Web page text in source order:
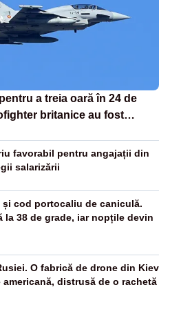
a treia oară în 24 de
britanice au fost
favorabil pentru angajații din
salarizării
și cod portocaliu de caniculă.
la 38 de grade, iar nopțile devin
O fabrică de drone din Kiev
distrusă de o rachetă